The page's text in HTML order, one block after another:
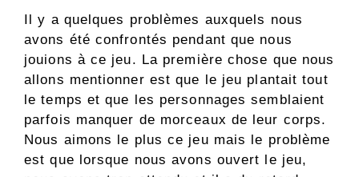
Il y a quelques problèmes auxquels nous
avons été confrontés pendant que nous
jouions à ce jeu. La première chose que nous
allons mentionner est que le jeu plantait tout
le temps et que les personnages semblaient
parfois manquer de morceaux de leur corps.
Nous aimons le plus ce jeu mais le problème
est que lorsque nous avons ouvert le jeu,